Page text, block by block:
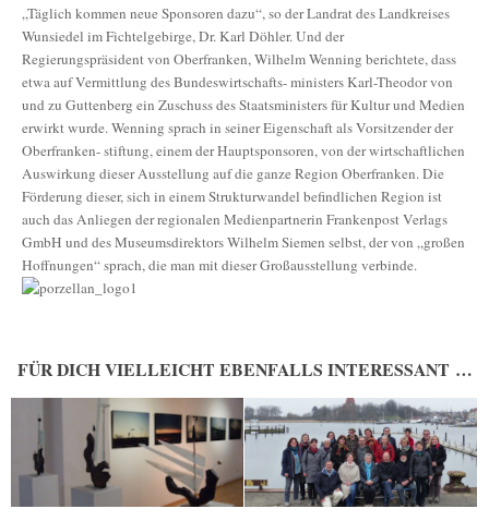
„Täglich kommen neue Sponsoren dazu“, so der Landrat des Landkreises
Wunsiedel im Fichtelgebirge, Dr. Karl Döhler. Und der
Regierungspräsident von Oberfranken, Wilhelm Wenning berichtete, dass
etwa auf Vermittlung des Bundeswirtschafts- ministers Karl-Theodor von
und zu Guttenberg ein Zuschuss des Staatsministers für Kultur und Medien
erwirkt wurde. Wenning sprach in seiner Eigenschaft als Vorsitzender der
Oberfranken- stiftung, einem der Hauptsponsoren, von der wirtschaftlichen
Auswirkung dieser Ausstellung auf die ganze Region Oberfranken. Die
Förderung dieser, sich in einem Strukturwandel befindlichen Region ist
auch das Anliegen der regionalen Medienpartnerin Frankenpost Verlags
GmbH und des Museumsdirektors Wilhelm Siemen selbst, der von „großen
Hoffnungen“ sprach, die man mit dieser Großausstellung verbinde.
FÜR DICH VIELLEICHT EBENFALLS INTERESSANT …